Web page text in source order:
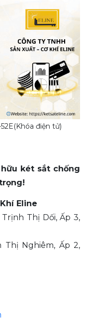
điện tử)
két sắt chống
Eline
Trịnh Thị Dối, Ấp 3,
Thị Nghiêm, Ấp 2,